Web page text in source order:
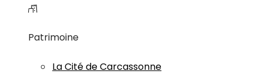
Patrimoine
La Cité de Carcassonne